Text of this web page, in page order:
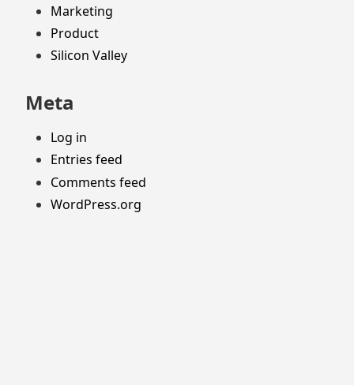
Marketing
Product
Silicon Valley
Meta
Log in
Entries feed
Comments feed
WordPress.org